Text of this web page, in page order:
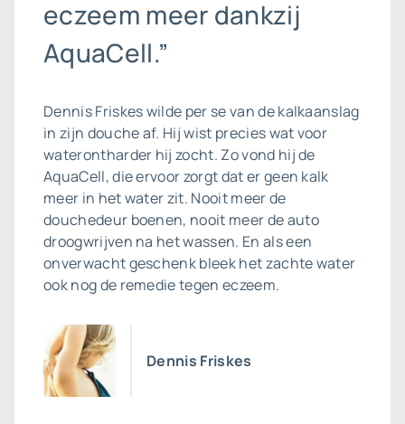
eczeem meer dankzij
AquaCell.”
Dennis Friskes wilde per se van dekalkaanslag
in zijn douche af. Hij wist precies wat voor
waterontharder hij zocht. Zo vond hij de
AquaCell, die ervoor zorgt dat er geen kalk
meer in het water zit. Nooit meer de
douchedeur boenen, nooit meer de auto
droogwrijven na het wassen. En als een
onverwacht geschenk bleek het zachte water
ook nog de remedie tegen eczeem.
Dennis Friskes